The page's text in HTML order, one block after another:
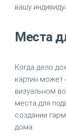
вашу
Места
Когда дело
картин может
визуальном
места для
создании
дома.